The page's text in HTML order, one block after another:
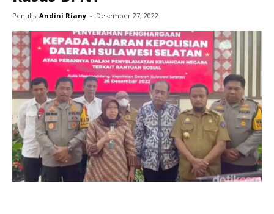
Penulis Andini Riany - Desember 27, 2022